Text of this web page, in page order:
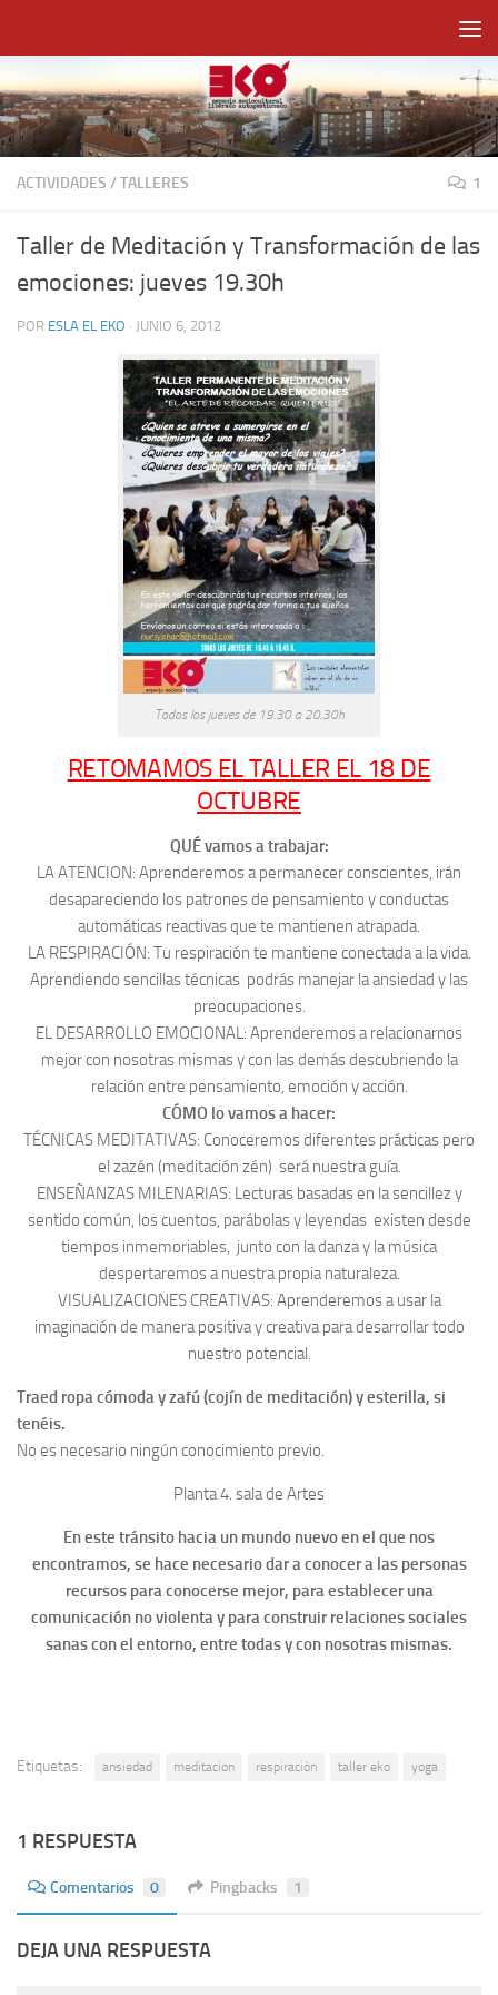
ACTIVIDADES /TALLERES 1
Taller de Meditación y Transformación de las
emociones: jueves 19.30h
POR ESLA EL EKO · JUNIO 6, 2012
Todos los jueves de 19.30 a 20.30h
RETOMAMOS EL TALLER EL 18 DE
OCTUBRE
QUÉ vamos a trabajar:
LA ATENCION: Aprenderemos a permanecer conscientes, irán
desapareciendo los patrones de pensamiento y conductas
automáticas reactivas que te mantienen atrapada.
LA RESPIRACIÓN: Tu respiración te mantiene conectada a la vida.
Aprendiendo sencillas técnicas podrás manejar la ansiedad y las
preocupaciones.
EL DESARROLLO EMOCIONAL: Aprenderemos a relacionarnos
mejor con nosotras mismas y con las demás descubriendo la
relación entre pensamiento, emoción y acción.
CÓMO lo vamos a hacer:
TÉCNICAS MEDITATIVAS: Conoceremos diferentes prácticas pero
el zazén (meditación zén) será nuestra guía.
ENSEÑANZAS MILENARIAS: Lecturas basadas en la sencillez y
sentido común, los cuentos, parábolas y leyendas existen desde
tiempos inmemoriables, junto con la danza y la música
despertaremos a nuestra propia naturaleza.
VISUALIZACIONES CREATIVAS: Aprenderemos a usar la
imaginación de manera positiva y creativa para desarrollar todo
nuestro potencial.
Traed ropa cómoda y zafú (cojín de meditación) y esterilla, si
tenéis.
No es necesario ningún conocimiento previo.
Planta 4. sala de Artes
En este tránsito hacia un mundo nuevo en el que nos
encontramos, se hace necesario dar a conocer a las personas
recursos para conocerse mejor, para establecer una
comunicación no violenta y para construir relaciones sociales
sanas con el entorno, entre todas y con nosotras mismas.
Etiquetas: ansiedad meditacion respiración taller eko yoga
1 RESPUESTA
Comentarios 0 Pingbacks 1
DEJA UNA RESPUESTA